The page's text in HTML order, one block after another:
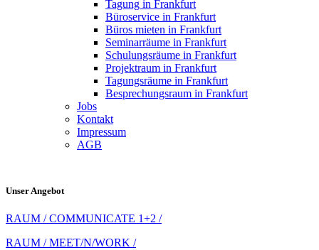
Tagung in Frankfurt
Büroservice in Frankfurt
Büros mieten in Frankfurt
Seminarräume in Frankfurt
Schulungsräume in Frankfurt
Projektraum in Frankfurt
Tagungsräume in Frankfurt
Besprechungsraum in Frankfurt
Jobs
Kontakt
Impressum
AGB
Unser Angebot
RAUM / COMMUNICATE 1+2 /
RAUM / MEET/N/WORK /